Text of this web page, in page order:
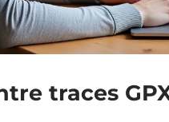
traces